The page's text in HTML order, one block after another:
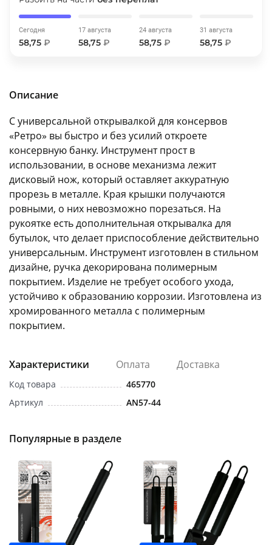
Сегодня
58,75 ₽
17 августа
58,75 ₽
24 августа
58,75 ₽
31 августа
58,75 ₽
Описание
С универсальной открывалкой для консервов
«Ретро» вы быстро и без усилий откроете
консервную банку. Инструмент прост в
использовании, в основе механизма лежит
дисковый нож, который оставляет аккуратную
прорезь в металле. Края крышки получаются
ровными, о них невозможно порезаться. На
рукоятке есть дополнительная открывалка для
бутылок, что делает приспособление действительно
универсальным. Инструмент изготовлен в стильном
дизайне, ручка декорирована полимерным
покрытием. Изделие не требует особого ухода,
устойчиво к образованию коррозии. Изготовлена из
хромированного металла с полимерным
покрытием.
Характеристики Оплата Доставка
Код товара
465770
Артикул
AN57-44
Популярные в разделе
об оплате Плайтом
недели
раз в 2 недели